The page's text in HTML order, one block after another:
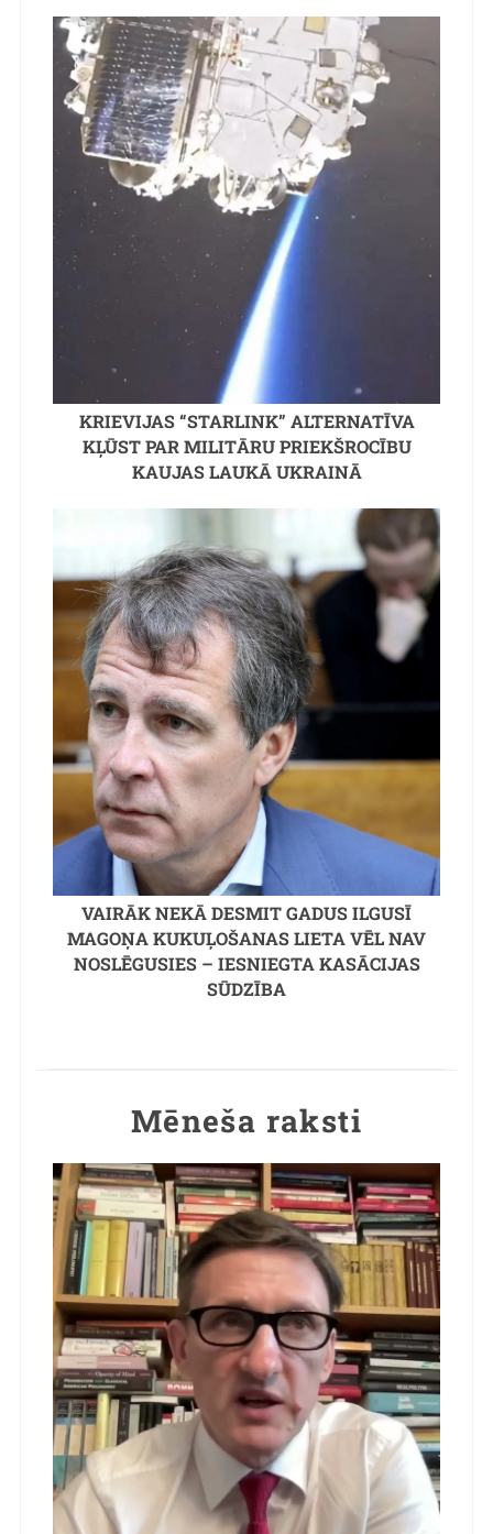
KRIEVIJAS “STARLINK” ALTERNATĪVA
KĻŪST PAR MILITĀRU PRIEKŠROCĪBU
KAUJAS LAUKĀ UKRAINĀ
VAIRĀK NEKĀ DESMIT GADUS ILGUSĪ
MAGOŅA KUKUĻOŠANAS LIETA VĒL NAV
NOSLĒGUSIES – IESNIEGTA KASĀCIJAS
SŪDZĪBA
Mēneša raksti